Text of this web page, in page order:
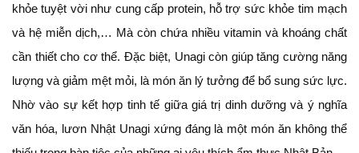
khỏe tuyệt vời như cung cấp protein, hỗ trợ sức khỏe tim mạch
và hệ miễn dịch,… Mà còn chứa nhiều vitamin và khoáng chất
cần thiết cho cơ thể. Đặc biệt, Unagi còn giúp tăng cường năng
lượng và giảm mệt mỏi, là món ăn lý tưởng để bổ sung sức lực.
Nhờ vào sự kết hợp tinh tế giữa giá trị dinh dưỡng và ý nghĩa
văn hóa, lươn Nhật Unagi xứng đáng là một món ăn không thể